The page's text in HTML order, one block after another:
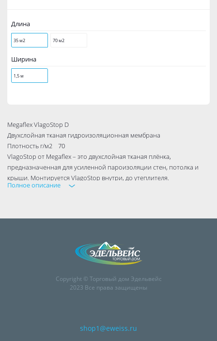
Длина
35 м2 70 м2
Ширина
1,5 м
Megaflex VlagoStop D
Двухслойная тканая гидроизоляционная мембрана
Плотность г/м2 70
VlagoStop от Megaflex – это двухслойная тканая плёнка,
предназначенная для усиленной пароизоляции стен, потолка и
крыши. Монтируется VlagoStop внутри, до утеплителя.
Назначение VlagoStop – утепление помещений, где образование
водоупорностью и прочностью на разрыв. Самоклеящиеся полосы
плёнки VlagoStop обеспечивают быструю водонепроницаемую
укладку внахлёст, без лишних потерь материала
усиленная пароизоляция
Полное описание
Copyright © Торговый дом Эдельвейс
2023 Все права защищены
shop1@eweiss.ru